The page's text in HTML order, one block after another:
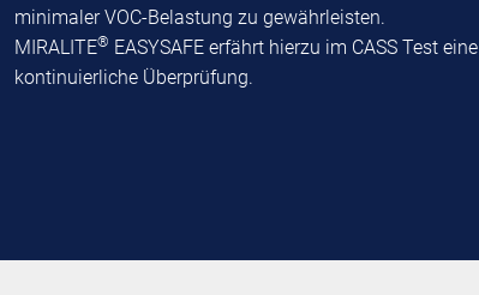
minimaler VOC-Belastung zu gewährleisten.
MIRALITE® EASYSAFE erfährt hierzu im CASS Test eine
kontinuierliche Überprüfung.